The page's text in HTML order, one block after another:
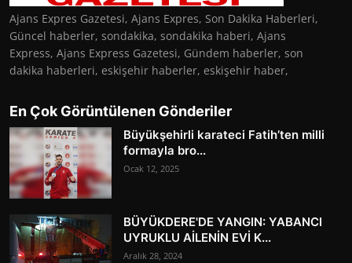
Ajans Expres Gazetesi, Ajans Expres, Son Dakika Haberleri,
Güncel haberler, sondakika, sondakika haberi, Ajans
Express, Ajans Express Gazetesi, Gündem haberler, son
dakika haberleri, eskişehir haberler, eskişehir haber,
En Çok Görüntülenen Gönderiler
Büyükşehirli karateci Fatih’ten milli
formayla bro...
Ocak 12, 2025
BÜYÜKDERE'DE YANGIN: YABANCI
UYRUKLU AİLENİN EVİ K...
Aralık 28, 2024